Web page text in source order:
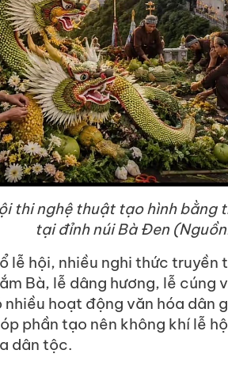
thi nghệ thuật tạo hình bằng
tại đỉnh núi Bà Đen
lễ hội, nhiều nghi thức
Bà, lễ dâng hương, lễ cúng
hoạt động văn hóa dân
phần tạo nên không khí lễ
dân tộc.